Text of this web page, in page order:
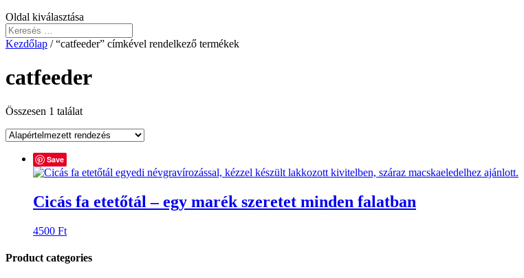
Oldal kiválasztása
Kezdőlap / “catfeeder” címkével rendelkező termékek
catfeeder
Összesen 1 találat
Save
Cicás fa etetőtál – egy marék szeretet minden falatban
4500 Ft
Product categories